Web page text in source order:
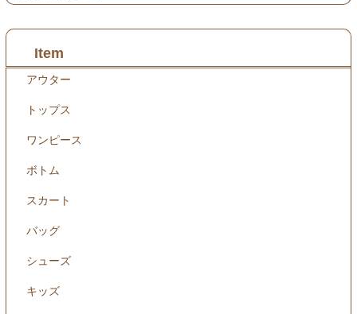
Item
アウター
トップス
ワンピース
ボトム
スカート
バッグ
シューズ
キッズ